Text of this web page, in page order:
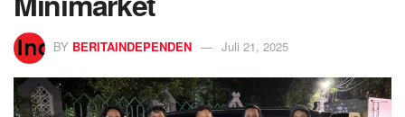
BY BERITAINDEPENDEN Juli 21, 2025